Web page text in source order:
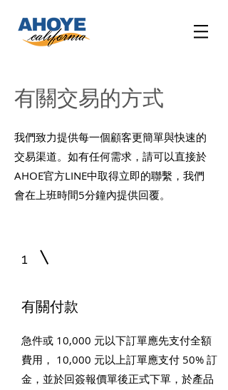
​有關交易的方式
我們致力提供每一個顧客更簡單與快速的
交易渠道。如有任何需求，請可以直接於
AHOE官方LINE中取得立即的聯繫，我們
會在上班時間5分鐘內提供回覆。
1
有關付款
急件或 10,000 元以下訂單應先支付全額
費用， 10,000 元以上訂單應支付 50% 訂
金，並於回簽報價單後正式下單，於產品